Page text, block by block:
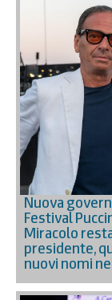
Nuova
Festival
Miracolo
presidente,
nuovi nomi